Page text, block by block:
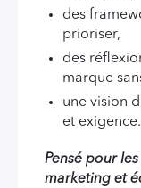
des
prioriser,
des
marque
une vision
et exigence.
Pensé pour
marketing et